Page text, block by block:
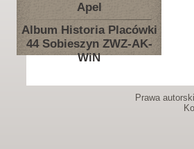
Apel
Album Historia Placówki
44 Sobieszyn ZWZ-AK-
WiN
Prawa